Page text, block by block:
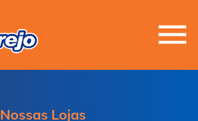
Nossas Lojas